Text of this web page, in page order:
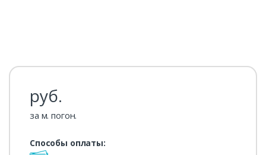
руб.
за м. погон.
Способы оплаты: